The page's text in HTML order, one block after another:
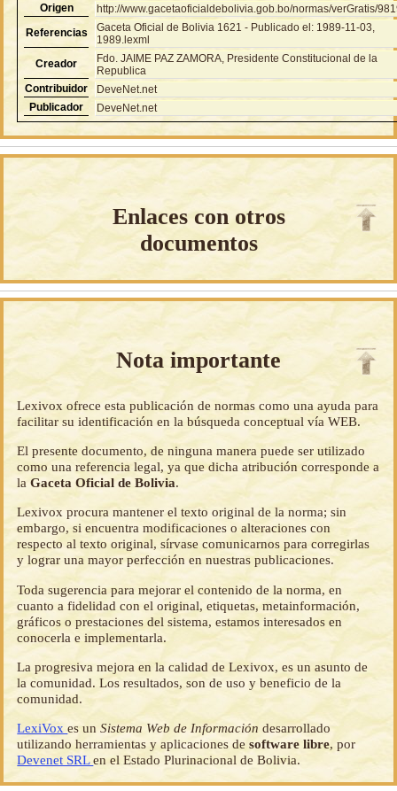
Origen
http://www.gacetaoficialdebolivia.gob.bo/normas/verGratis/
Referencias
Gaceta Oficial de Bolivia 1621 - Publicado el: 1989-11-03,
1989.lexml
Creador
Fdo. JAIME PAZ ZAMORA, Presidente Constitucional de la
Republica
Contribuidor
DeveNet.net
Publicador
DeveNet.net
Enlaces con otros
documentos
Nota importante
Lexivox ofrece esta publicación de normas como una ayuda para
facilitar su identificación en la búsqueda conceptual vía WEB.
El presente documento, de ninguna manera puede ser utilizado
como una referencia legal, ya que dicha atribución corresponde a
laGaceta Oficial de Bolivia.
Lexivox procura mantener el texto original de la norma; sin
embargo, si encuentra modificaciones o alteraciones con
respecto al texto original, sírvase comunicarnos para corregirlas
y lograr una mayor perfección en nuestras publicaciones.
Toda sugerencia para mejorar el contenido de la norma, en
cuanto a fidelidad con el original, etiquetas, metainformación,
gráficos o prestaciones del sistema, estamos interesados en
conocerla e implementarla.
La progresiva mejora en la calidad de Lexivox, es un asunto de
la comunidad. Los resultados, son de uso y beneficio de la
comunidad.
LexiVoxes unSistema Web de Información desarrollado
utilizando herramientas y aplicaciones desoftware libre, por
Devenet SRLen el Estado Plurinacional de Bolivia.